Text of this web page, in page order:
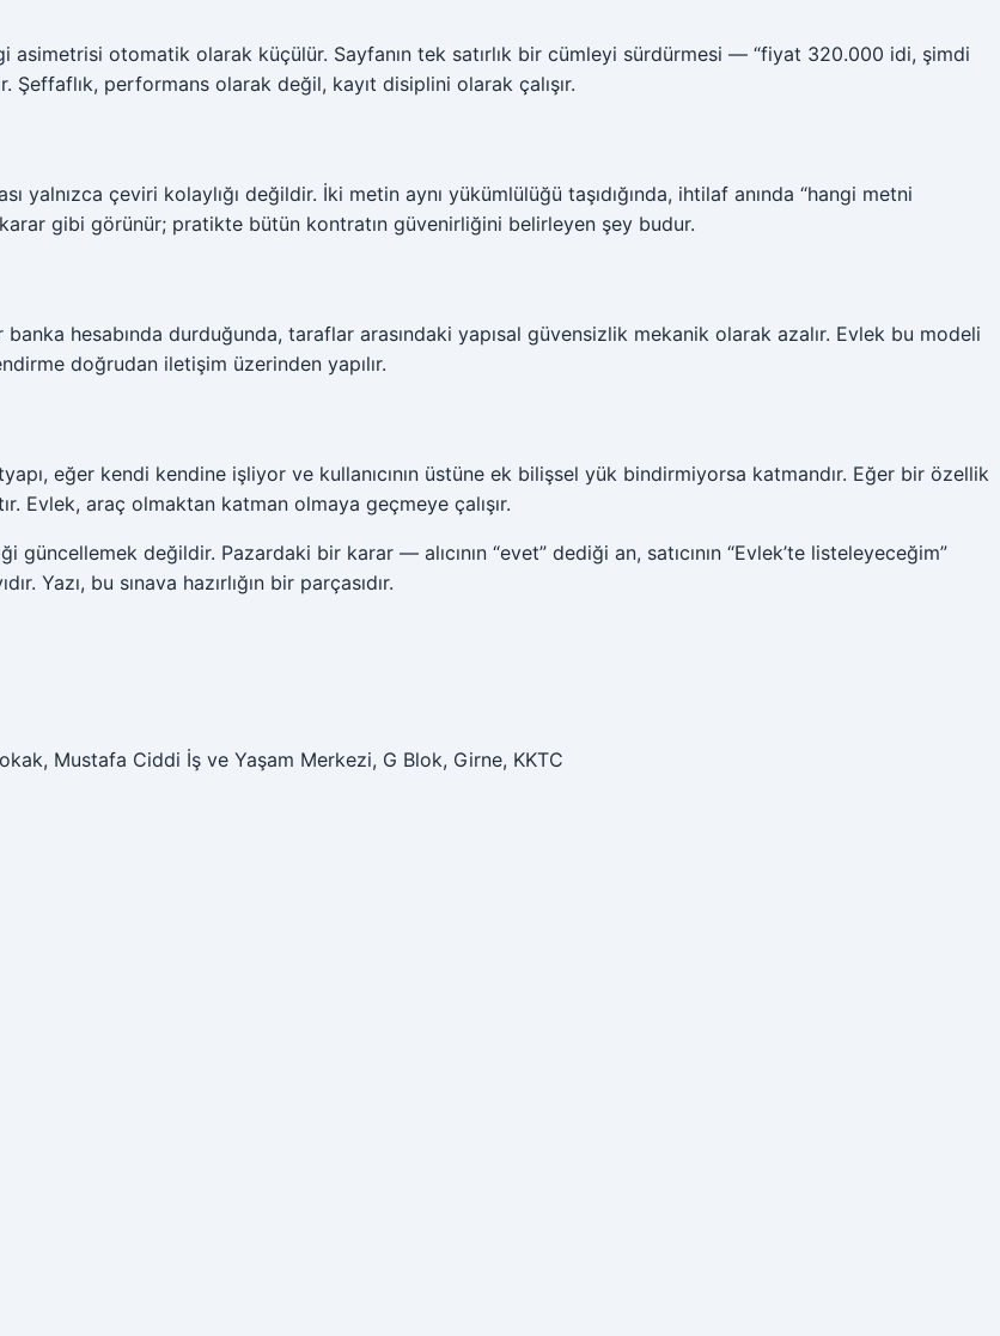
asimetrisi otomatik olarak küçülür. Sayfanın tek satırlık bir cümleyi sürdürmesi — “fiyat 320.000 idi, şimdi
performans olarak değil, kayıt disiplini olarak çalışır.
yalnızca çeviri kolaylığı değildir. İki metin aynı yükümlülüğü taşıdığında, ihtilaf anında “hangi metni
gibi görünür; pratikte bütün kontratın güvenirliğini belirleyen şey budur.
hesabında durduğunda, taraflar arasındaki yapısal güvensizlik mekanik olarak azalır. Evlek bu modeli
doğrudan iletişim üzerinden yapılır.
eğer kendi kendine işliyor ve kullanıcının üstüne ek bilişsel yük bindirmiyorsa katmandır. Eğer bir özellik
Evlek, araç olmaktan katman olmaya geçmeye çalışır.
güncellemek değildir. Pazardaki bir karar — alıcının “evet” dediği an, satıcının “Evlek’te listeleyeceğim”
Yazı, bu sınava hazırlığın bir parçasıdır.
Mustafa Ciddi İş ve Yaşam Merkezi, G Blok, Girne, KKTC